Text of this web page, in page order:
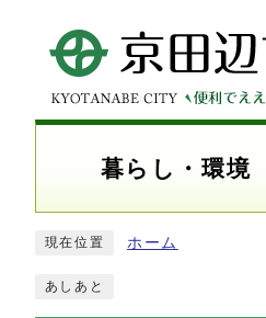
暮らし・環境
現在位置 ホーム
あしあと